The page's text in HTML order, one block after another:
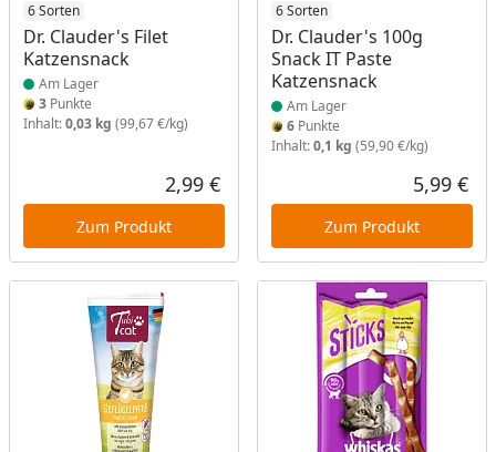
6 Sorten
Dr. Clauder's Filet
Katzensnack
Produkt am Lager
Am Lager
3 Punkte
Inhalt:0,03 kg (99,67 €/kg)
Aktueller Preis
2,99 €
Zum Produkt
6 Sorten
Dr. Clauder's 100g
Snack IT Paste
Katzensnack
Produkt am Lager
Am Lager
6Punkte
Inhalt:0,1 kg (59,90 €/kg)
5,99 €
Zum Produkt